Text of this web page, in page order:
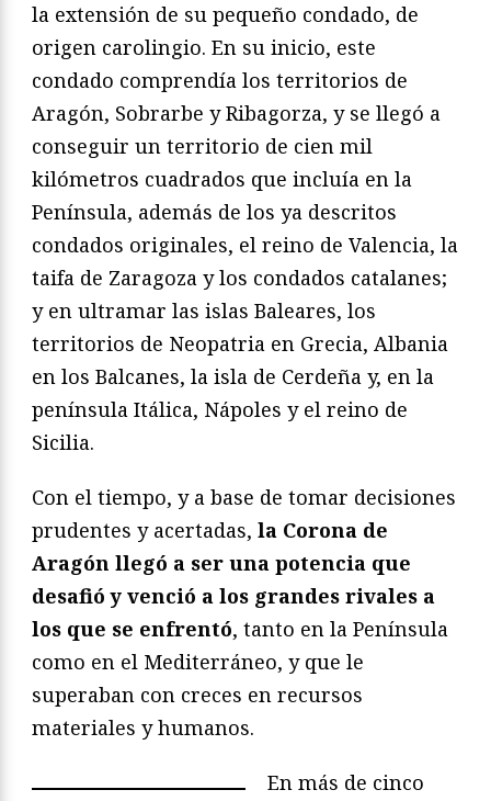
la extensión de su pequeño condado, de
origen carolingio. En su inicio, este
condado comprendía los territorios de
Aragón, Sobrarbe y Ribagorza, y se llegó a
conseguir un territorio de cien mil
kilómetros cuadrados que incluía en la
Península, además de los ya descritos
condados originales, el reino de Valencia, la
taifa de Zaragoza y los condados catalanes;
y en ultramar las islas Baleares, los
territorios de Neopatria en Grecia, Albania
en los Balcanes, la isla de Cerdeña y, en la
península Itálica, Nápoles y el reino de
Sicilia.
Con el tiempo, y a base de tomar decisiones
prudentes y acertadas, la Corona de
Aragón llegó a ser una potencia que
desafió y venció a los grandes rivales a
los que se enfrentó, tanto en la Península
como en el Mediterráneo, y que le
superaban con creces en recursos
materiales y humanos.
En más de cinco